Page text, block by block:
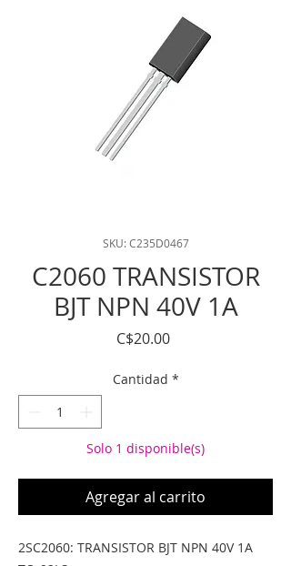
SKU: C235D0467
C2060 TRANSISTOR
BJT NPN 40V 1A
C$20.00Precio
Cantidad *
Solo 1 disponible(s)
Agregar al carrito
2SC2060: TRANSISTOR BJT NPN 40V 1A